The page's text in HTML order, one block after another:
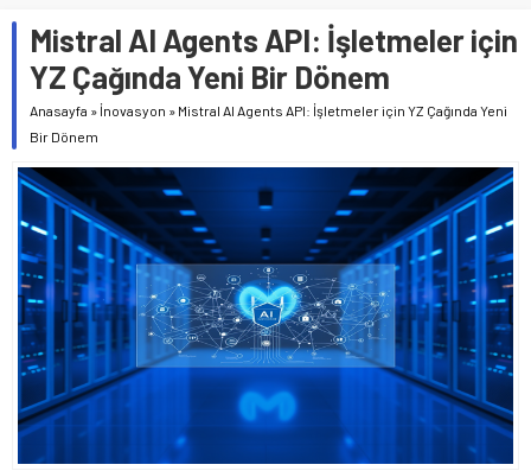
Mistral AI Agents API: İşletmeler için
YZ Çağında Yeni Bir Dönem
Anasayfa » İnovasyon » Mistral AI Agents API: İşletmeler için YZ Çağında Yeni
Bir Dönem